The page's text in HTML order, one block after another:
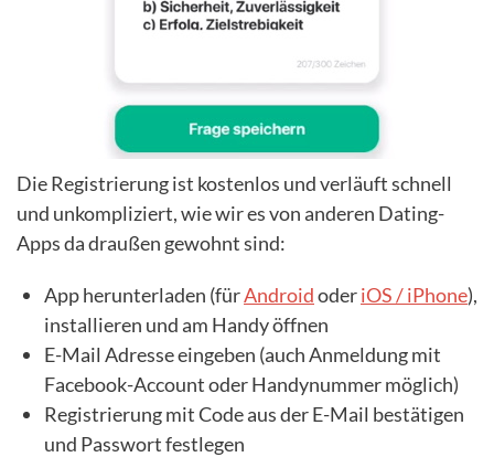
Die Registrierung ist kostenlos und verläuft schnell
und unkompliziert, wie wir es von anderen Dating-
Apps da draußen gewohnt sind:
App herunterladen (fürAndroidoderiOS / iPhone),
installieren und am Handy öffnen
E-Mail Adresse eingeben (auch Anmeldung mit
Facebook-Account oder Handynummer möglich)
Registrierung mit Code aus der E-Mail bestätigen
und Passwort festlegen